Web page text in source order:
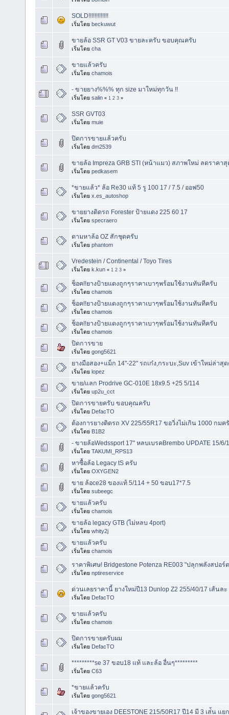
SOLD!!!!!!!!!!!!!
เริ่มโดย beckuwut
ขายล้อ SSR GT V03 ขายละครับ ขอบคุณครับ
เริ่มโดย cha
ขายแล้วครับ
เริ่มโดย chamois
- ขายยาง%%% ทุก size มาใหม่ทุกวัน !!
เริ่มโดย salin « 1 2 3 »
SSR GVT03
เริ่มโดย muie
ปิดการขายแล้วครับ
เริ่มโดย dm2539
ขายล้อ Impreza GRB STI (หน้าแมว) สภาพใหม่ ลดราคาสุ
เริ่มโดย pedkasem
*ขายแล้ว* ล้อ Re30 แท้ 5 รู 100 17 / 7.5 / ออฟ50
เริ่มโดย x.es_autoshop
ขายยางติดรถ Forester ป้ายแดง 225 60 17
เริ่มโดย specraero
ตามหาล้อ OZ สักชุดครับ
เริ่มโดย phantom
Vredestein / Continental / Toyo Tires
เริ่มโดย k.kun « 1 2 3 »
ช็อค!!ยางป้ายแดงถูกๆราคาเบาๆพร้อมใช้งานทันทีครับ
เริ่มโดย chamois
ช็อค!!ยางป้ายแดงถูกๆราคาเบาๆพร้อมใช้งานทันทีครับ
เริ่มโดย chamois
ช็อค!!ยางป้ายแดงถูกๆราคาเบาๆพร้อมใช้งานทันทีครับ
เริ่มโดย chamois
ปิดการขาย
เริ่มโดย gong5621
ยางมือสอง+แม็ก 14"-22" รถเก๋ง,กระบะ,Suv เข้าใหม่ล่าสุ
เริ่มโดย lopez
ขาย/แลก Prodrive GC-010E 18x9.5 +25 5/114
เริ่มโดย up2u_cct
ปิดการขายครับ ขอบคุณครับ
เริ่มโดย DefacTO
ต้องการยางติดรถ XV 225/55R17 ขอวิ่งไม่เกิน 1000 กมค
เริ่มโดย B1B2
- ขายล้อWedssport 17" หลบเบรคBrembo UPDATE 15/6/
เริ่มโดย TAKUMI_RPS13
หาซื้อล้อ Legacy tS ครับ
เริ่มโดย OXYGEN2
ขาย ล้อce28 ของแท้ 5/114 + 50 ขอบ17*7.5
เริ่มโดย subeegc
ขายแล้วครับ
เริ่มโดย chamois
ขายล้อ legacy GTB (ไม่หลบ 4port)
เริ่มโดย whity2j
ขายแล้วครับ
เริ่มโดย chamois
ราคาพิเศษ! Bridgestone Potenza RE003 "ปลุกพลังสปอ
เริ่มโดย nptireservice
ด่วนเลยราคานี้ ยางใหม่ปี13 Dunlop Z2 255/40/17 เส้นล
เริ่มโดย DefacTO
ขายแล้วครับ
เริ่มโดย chamois
ปิดการขายครับผม
เริ่มโดย DefacTO
*********se 37 ขอบ18 แท้ และล้อ อื่นๆ*********
เริ่มโดย C63
*ขายแล้วครับ
เริ่มโดย gong5621
เจ้าของขายเอง DEESTONE 215/50R17 ปี14 มี 3 เส่้น แย